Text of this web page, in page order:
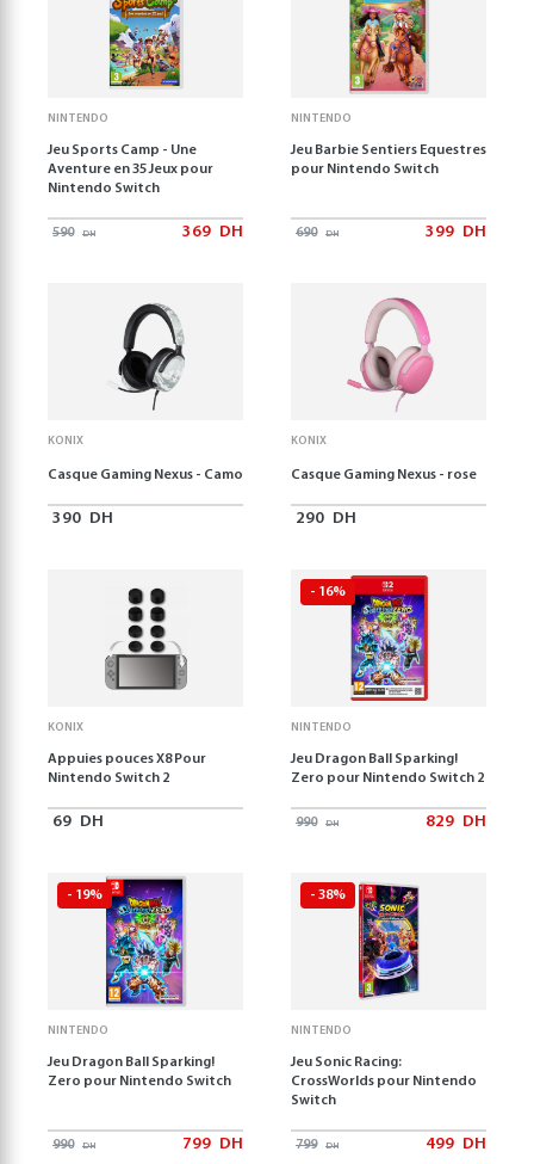
NINTENDO
Jeu Sports Camp - Une
Aventure en 35 Jeux pour
Nintendo Switch
590 DH 369 DH
NINTENDO
Jeu Barbie Sentiers Equestres
pour Nintendo Switch
690 DH 399 DH
KONIX
Casque Gaming Nexus - Camo
390 DH
KONIX
Casque Gaming Nexus - rose
290 DH
KONIX
Appuies pouces X8 Pour
Nintendo Switch 2
69 DH
- 16%
NINTENDO
Jeu Dragon Ball Sparking!
Zero pour Nintendo Switch 2
990 DH 829 DH
- 19%
NINTENDO
Jeu Dragon Ball Sparking!
Zero pour Nintendo Switch
990 DH 799 DH
- 38%
NINTENDO
Jeu Sonic Racing:
CrossWorlds pour Nintendo
Switch
799 DH 499 DH